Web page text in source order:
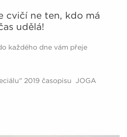
cvičí ne ten, kdo má
udělá!
každého dne vám přeje
2019 časopisu JOGA